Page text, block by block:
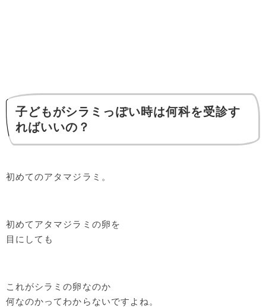
子どもがシラミっぽい時は何科を受診す
ればいいの？
初めてのアタマジラミ。
初めてアタマジラミの卵を
目にしても
これがシラミの卵なのか
何なのかってわからないですよね。